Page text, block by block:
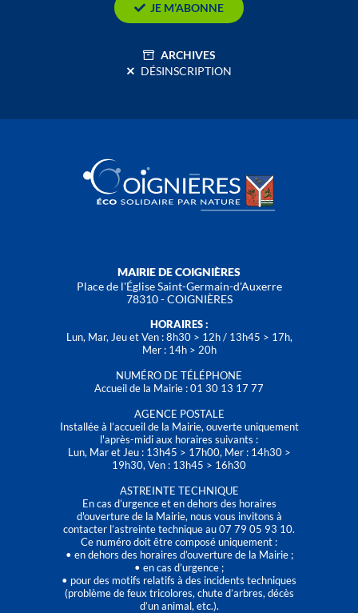
JE M’ABONNE
ARCHIVES
DÉSINSCRIPTION
MAIRIE DE COIGNIÈRES
Place de l'Église Saint-Germain-d'Auxerre
78310 - COIGNIÈRES
HORAIRES :
Lun, Mar, Jeu et Ven : 8h30 > 12h / 13h45 > 17h,
Mer : 14h > 20h
NUMÉRO DE TÉLÉPHONE
Accueil de la Mairie : 01 30 13 17 77
AGENCE POSTALE
Installée à l’accueil de la Mairie, ouverte uniquement
l'après-midi aux horaires suivants :
Lun, Mar et Jeu : 13h45 > 17h00, Mer : 14h30 >
19h30, Ven : 13h45 > 16h30
ASTREINTE TECHNIQUE
En cas d’urgence et en dehors des horaires
d'ouverture de la Mairie, nous vous invitons à
contacter l’astreinte technique au 07 79 05 93 10.
Ce numéro doit être composé uniquement :
• en dehors des horaires d’ouverture de la Mairie ;
• en cas d’urgence ;
• pour des motifs relatifs à des incidents techniques
(problème de feux tricolores, chute d’arbres, décès
d’un animal, etc.).